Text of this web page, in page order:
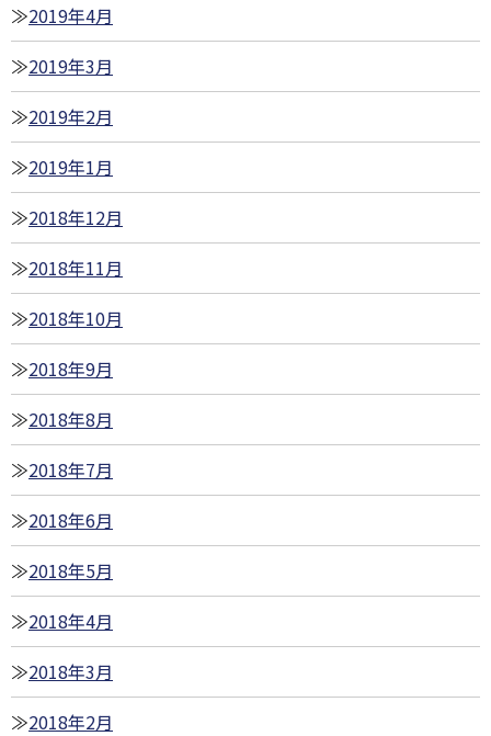
2019年4月
2019年3月
2019年2月
2019年1月
2018年12月
2018年11月
2018年10月
2018年9月
2018年8月
2018年7月
2018年6月
2018年5月
2018年4月
2018年3月
2018年2月